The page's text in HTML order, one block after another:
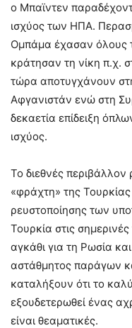
ο Μπαϊντεν
ισχύος των ΗΠΑ.
Ομπάμα έχασαν όλους
κράτησαν τη νίκη π.χ.
τώρα αποτυγχάνουν
Αφγανιστάν ενώ στη
δεκαετία επίδειξη
ισχύος.
Το διεθνές
«φράχτη» της
ρευστοποίησης των
Τουρκία στις
αγκάθι για τη Ρωσία
αστάθμητος παράγων
καταλήξουν ότι το
εξουδετερωθεί ένας
είναι θεαματικές.